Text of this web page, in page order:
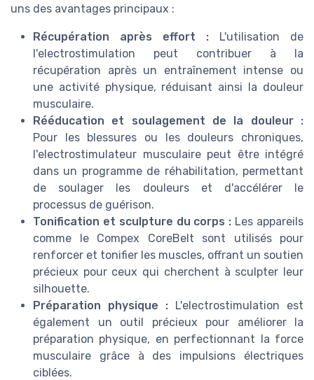
uns des avantages principaux :
Récupération après effort : L'utilisation de
l'electrostimulation peut contribuer à la
récupération après un entraînement intense ou
une activité physique, réduisant ainsi la douleur
musculaire.
Rééducation et soulagement de la douleur :
Pour les blessures ou les douleurs chroniques,
l'electrostimulateur musculaire peut être intégré
dans un programme de réhabilitation, permettant
de soulager les douleurs et d'accélérer le
processus de guérison.
Tonification et sculpture du corps : Les appareils
comme le Compex CoreBelt sont utilisés pour
renforcer et tonifier les muscles, offrant un soutien
précieux pour ceux qui cherchent à sculpter leur
silhouette.
Préparation physique : L'electrostimulation est
également un outil précieux pour améliorer la
préparation physique, en perfectionnant la force
musculaire grâce à des impulsions électriques
ciblées.